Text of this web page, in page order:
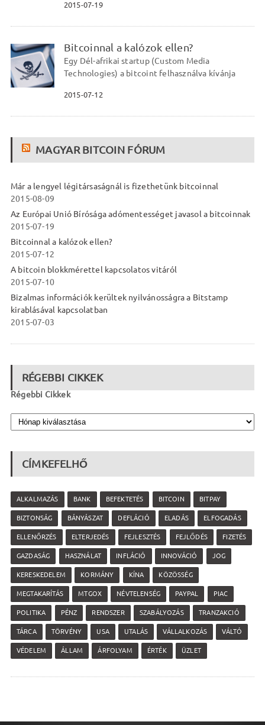
2015-07-19
Bitcoinnal a kalózok ellen?
Egy Dél-afrikai startup (Custom Media
Technologies) a bitcoint felhasználva kívánja
2015-07-12
MAGYAR BITCOIN FÓRUM
Már a lengyel légitársaságnál is fizethetünk bitcoinnal
2015-08-09
Az Európai Unió Bírósága adómentességet javasol a bitcoinnak
2015-07-19
Bitcoinnal a kalózok ellen?
2015-07-12
A bitcoin blokkmérettel kapcsolatos vitáról
2015-07-10
Bizalmas információk kerültek nyilvánosságra a Bitstamp
kirablásával kapcsolatban
2015-07-03
RÉGEBBI CIKKEK
Régebbi Cikkek
CÍMKEFELHŐ
ALKALMAZÁS BANK BEFEKTETÉS BITCOIN BITPAY
BIZTONSÁG BÁNYÁSZAT DEFLÁCIÓ ELADÁS ELFOGADÁS
ELLENŐRZÉS ELTERJEDÉS FEJLESZTÉS FEJLŐDÉS FIZETÉS
GAZDASÁG HASZNÁLAT INFLÁCIÓ INNOVÁCIÓ JOG
KERESKEDELEM KORMÁNY KÍNA KÖZÖSSÉG
MEGTAKARÍTÁS MTGOX NÉVTELENSÉG PAYPAL PIAC
POLITIKA PÉNZ RENDSZER SZABÁLYOZÁS TRANZAKCIÓ
TÁRCA TÖRVÉNY USA UTALÁS VÁLLALKOZÁS VÁLTÓ
VÉDELEM ÁLLAM ÁRFOLYAM ÉRTÉK ÜZLET